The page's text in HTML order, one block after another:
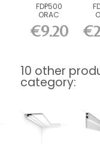
FDP500
ORAC
DecoFix Pro
310 ml
€9.20
10 other
category: